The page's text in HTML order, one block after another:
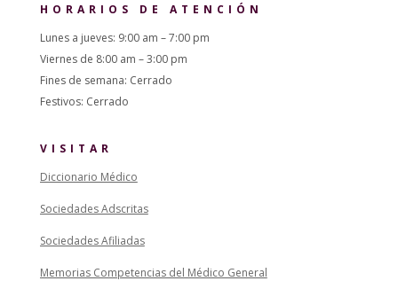
HORARIOS DE ATENCIÓN
Lunes a jueves: 9:00 am – 7:00 pm
Viernes de 8:00 am – 3:00 pm
Fines de semana: Cerrado
Festivos: Cerrado
VISITAR
Diccionario Médico
Sociedades Adscritas
Sociedades Afiliadas
Memorias Competencias del Médico General